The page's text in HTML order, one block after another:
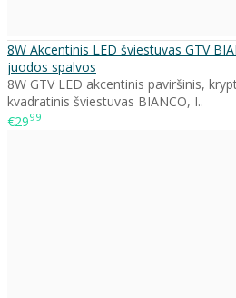
8W Akcentinis LED šviestuvas GTV
juodos spalvos
8W GTV LED akcentinis paviršinis,
kvadratinis šviestuvas BIANCO, I..
€2999